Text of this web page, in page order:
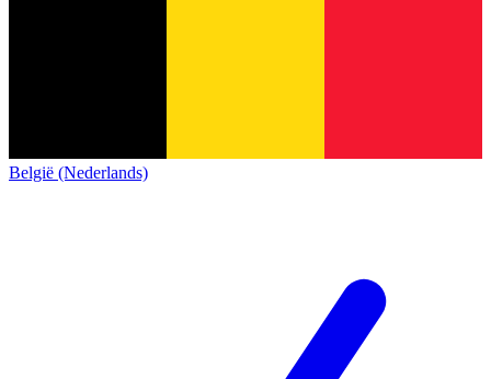
België (Nederlands)